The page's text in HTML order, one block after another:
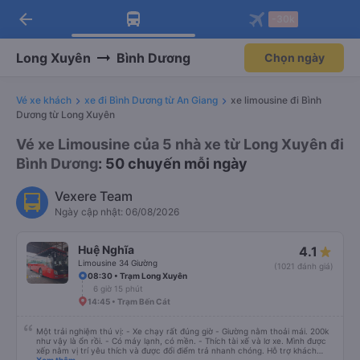
Tải app Vexere ngay!
Nhận ưu đãi thành viên độc
Mở app
Tải app Vexere
-30k/ghế khi đặt vé máy bay qua
Mở app
arrow_back
Long Xuyên Bình Dương Chọn ngày
Vé xe khách xe đi Bình Dương từ An Giang
xe limousine đi Bình
Dương từ Long Xuyên
Vé xe Limousine của 5 nhà xe từ Long Xuyên đi
Bình Dương: 50 chuyến mỗi ngày
Vexere Team
Ngày cập nhật: 06/08/2026
Huệ Nghĩa
Limousine 34 Giường
4.1
(1021 đánh giá)
08:30 • Trạm Long Xuyên
6 giờ 15 phút
14:45 • Trạm Bến Cát
Một trải nghiệm thú vị: - Xe chạy rất đúng giờ - Giường nằm thoải mái. 200k
như vậy là ổn rồi. - Có máy lạnh, có mền. - Thích tài xế và lơ xe. Mình được
xếp nằm vị trí yêu thích và được đổi điểm trả nhanh chóng. Hỗ trợ khách